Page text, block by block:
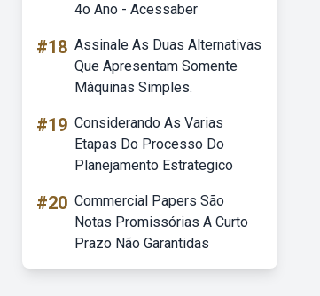
4o Ano - Acessaber
#18 Assinale As Duas Alternativas
Que Apresentam Somente
Máquinas Simples.
#19 Considerando As Varias
Etapas Do Processo Do
Planejamento Estrategico
#20 Commercial Papers São
Notas Promissórias A Curto
Prazo Não Garantidas